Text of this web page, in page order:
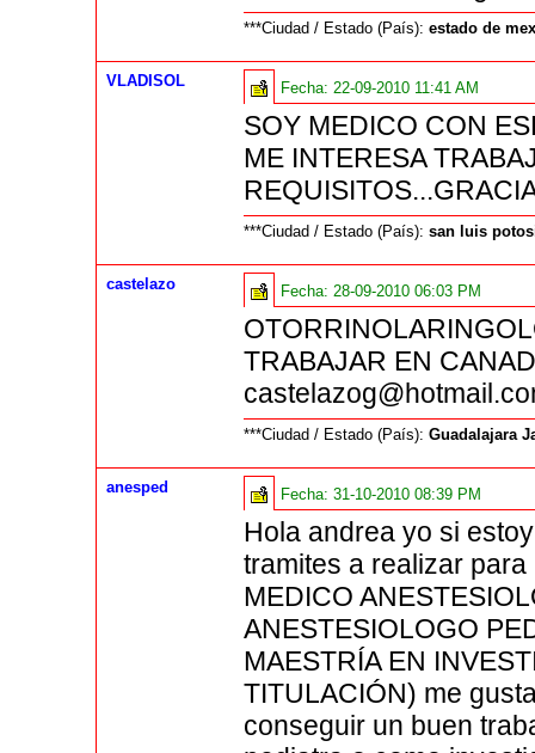
***Ciudad / Estado (País):estado de
VLADISOL Fecha:22-09-2010 11:41 AM
SOY MEDICO CON
ME INTERESA
***Ciudad / Estado (País):san luis
castelazo Fecha:28-09-2010 06:03 PM
TRABAJAR EN
***Ciudad / Estado (País):Guadalajara
anesped Fecha:31-10-2010 08:39 PM
Hola andrea yo si
tramites a realizar
MEDICO
ANESTESIOLOGO
MAESTRÍA EN
TITULACIÓN) me
conseguir un buen